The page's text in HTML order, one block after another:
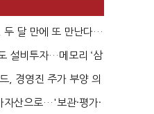
두 달 만에 또 만난다…
설비투자…메모리 ‘삼
, 경영진 주가 부양 의
자산으로…'보관·평가·